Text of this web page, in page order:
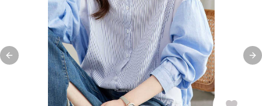
Previous slide